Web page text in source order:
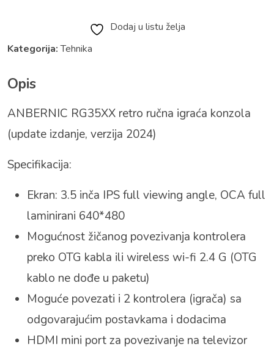
Dodaj u listu želja
Kategorija: Tehnika
Opis
ANBERNIC RG35XX retro ručna igraća konzola
(update izdanje, verzija 2024)
Specifikacija:
Ekran: 3.5 inča IPS full viewing angle, OCA full
laminirani 640*480
Mogućnost žičanog povezivanja kontrolera
preko OTG kabla ili wireless wi-fi 2.4 G (OTG
kablo ne dođe u paketu)
Moguće povezati i 2 kontrolera (igrača) sa
odgovarajućim postavkama i dodacima
HDMI mini port za povezivanje na televizor